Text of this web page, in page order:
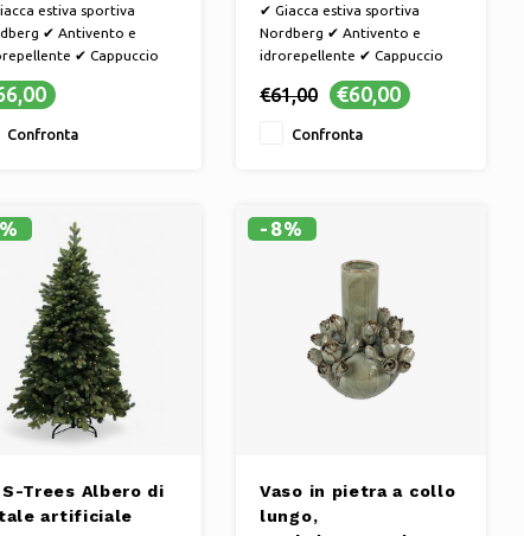
estiva sportiva
✔ Antivento e
✔ Cappuccio
e tasche con
✔ Comoda per
Confronta
✔ Giacca estiva sportiva
Nordberg ✔ Antivento e
idrorepellente ✔ Cappuccio
staccabile e tasche con
cerniera ✔ Comoda per
€61,00 €60,00
Confronta
Trees Albero di
artificiale
-8%
Vaso in pietra a collo
lungo,